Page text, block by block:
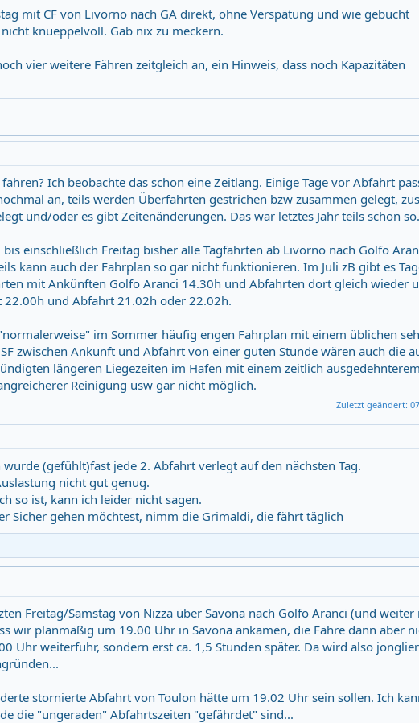
mit CF von Livorno nach GA direkt, ohne Verspätung und wie gebucht
knueppelvoll. Gab nix zu meckern.
vier weitere Fähren zeitgleich an, ein Hinweis, dass noch Kapazitäten
Ich beobachte das schon eine Zeitlang. Einige Tage vor Abfahrt
an, teils werden Überfahrten gestrichen bzw zusammen gelegt,
und/oder es gibt Zeitenänderungen. Das war letztes Jahr teils schon so.
bis einschließlich Freitag bisher alle Tagfahrten ab Livorno nach Golfo
kann auch der Fahrplan so gar nicht funktionieren. Im Juli zB gibt es
mit Ankünften Golfo Aranci 14.30h und Abfahrten dort gleich wieder
und Abfahrt 21.02h oder 22.02h.
im Sommer häufig engen Fahrplan mit einem üblichen
zwischen Ankunft und Abfahrt von einer guten Stunde wären auch die
längeren Liegezeiten im Hafen mit einem zeitlich ausgedehnterem
Reinigung usw gar nicht möglich.
Zuletzt geändert:
(gefühlt)fast jede 2. Abfahrt verlegt auf den nächsten Tag.
nicht gut genug.
so ist, kann ich leider nicht sagen.
Sicher gehen möchtest, nimm die Grimaldi, die fährt täglich
Freitag/Samstag von Nizza über Savona nach Golfo Aranci (und weiter
wir planmäßig um 19.00 Uhr in Savona ankamen, die Fähre dann aber
Uhr weiterfuhr, sondern erst ca. 1,5 Stunden später. Da wird also
stornierte Abfahrt von Toulon hätte um 19.02 Uhr sein sollen. Ich
die "ungeraden" Abfahrtszeiten "gefährdet" sind...